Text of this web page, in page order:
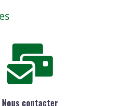
Nous contacter